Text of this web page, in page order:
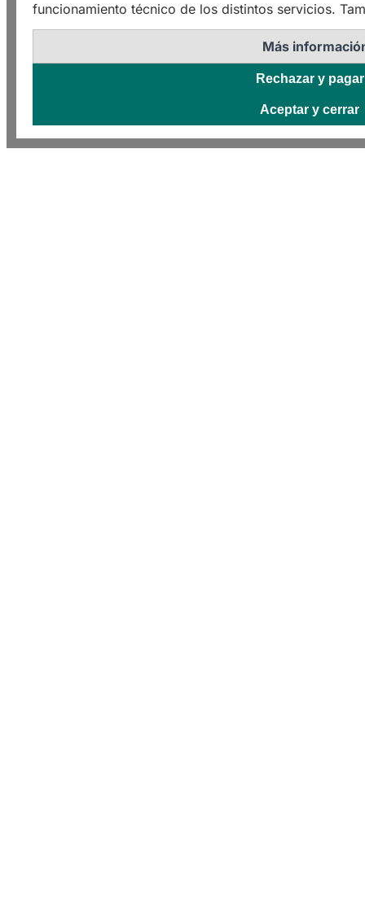
funcionamiento técnico de los distintos servicios.
Más
Rechazar y pagar
Aceptar y cerrar